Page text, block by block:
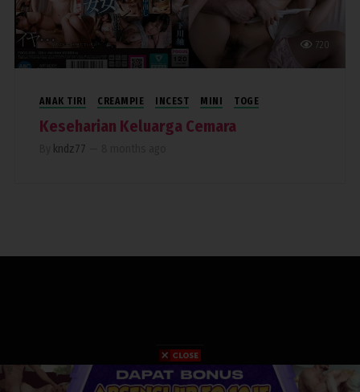
720
ANAK TIRI CREAMPIE INCEST MINI TOGE
Keseharian Keluarga Cemara
kndz77
COPYRIGHT 2019. RUMAHPERJAKA